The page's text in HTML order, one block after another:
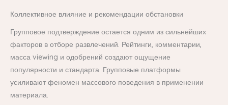
Коллективное влияние и рекомендации обстановки
Групповое подтверждение остается одним из сильнейших
факторов в отборе развлечений. Рейтинги, комментарии,
масса viewing и одобрений создают ощущение
популярности и стандарта. Групповые платформы
усиливают феномен массового поведения в применении
материала.